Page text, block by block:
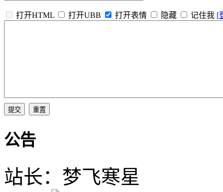
打开HTML 打开UBB 打开表情 隐藏 记住我 [
公告
站长：梦飞寒星